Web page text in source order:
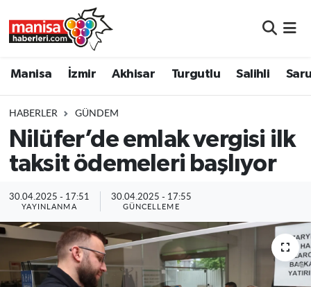
Manisa İzmir Akhisar Turgutlu Salihli
HABERLER GÜNDEM
Nilüfer’de emlak vergisi ilk
taksit ödemeleri başlıyor
30.04.2025 - 17:51
YAYINLANMA
30.04.2025 - 17:55
GÜNCELLEME
Turgutlu
Salihli
Saruhanlı
Soma
Manisa Nöbetçi Eczaneler
Manisa Trafik Yoğunluk Haritası
Süper Lig Puan Durumu ve Fikstür
Tüm Manşetler
Son Dakika Haberleri